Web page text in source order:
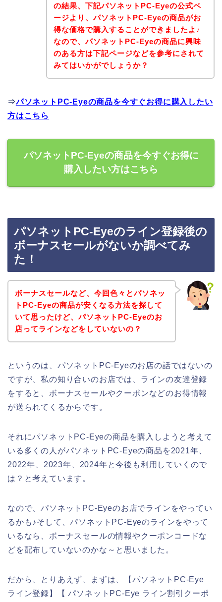
の結果、下記パソネットPC-Eyeの公式ペ
ージより、パソネットPC-Eyeの商品がお
得な価格で購入することができましたよ♪
なので、パソネットPC-Eyeの商品に興味
のある方は下記ページなどを参考にされて
みてはいかがでしょうか？
⇒パソネットPC-Eyeの商品を今すぐお得に購入したい
方はこちら
パソネットPC-Eyeの商品を今すぐお得に
購入したい方はこちら
パソネットPC-Eyeのライン登録後の
ボーナスセールがないか調べてみ
た！
ボーナスセールなど、今回色々とパソネッ
トPC-Eyeの商品が安くなる方法を探して
いて思ったけど、パソネットPC-Eyeのお
店ってラインなどをしていないの？
というのは、パソネットPC-Eyeのお店の話ではないの
ですが、私の知り合いのお店では、ラインの友達登録
をすると、ボーナスセールやクーポンなどのお得情報
が送られてくるからです。
それにパソネットPC-Eyeの商品を購入しようと考えて
いる多くの人がパソネットPC-Eyeの商品を2021年、
2022年、2023年、2024年と今後も利用していくので
は？と考えています。
なので、パソネットPC-Eyeのお店でラインをやってい
るかも♪そして、パソネットPC-Eyeのラインをやって
いるなら、ボーナスセールの情報やクーポンコードな
どを配布していないのかな～と思いました。
だから、とりあえず、まずは、【パソネットPC-Eye
ライン登録】【 パソネットPC-Eye ライン割引クーポ